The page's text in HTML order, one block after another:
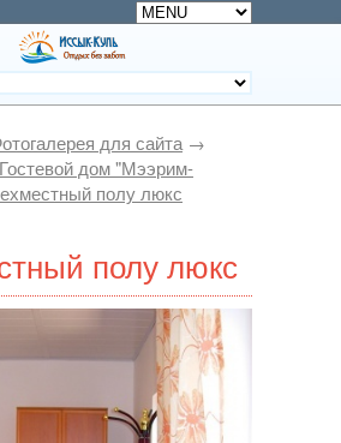
для сайта →
дом "Мээрим-
полу люкс
полу люкс